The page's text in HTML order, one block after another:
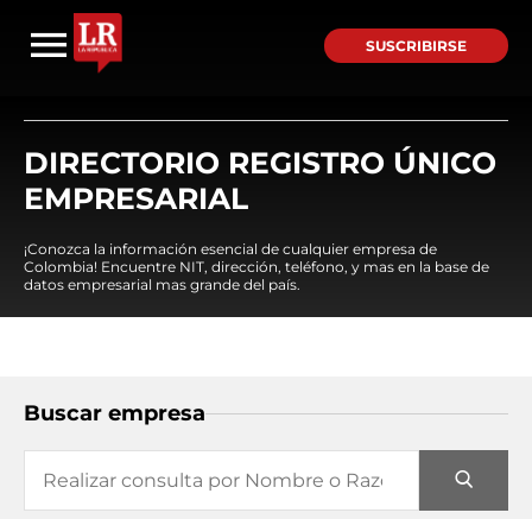
SUSCRIBIRSE
DIRECTORIO REGISTRO ÚNICO
EMPRESARIAL
¡Conozca la información esencial de cualquier empresa de
Colombia! Encuentre NIT, dirección, teléfono, y mas en la base de
datos empresarial mas grande del país.
Buscar empresa